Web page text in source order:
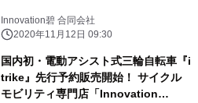
Innovation碧 合同会社
2020年11月12日 09:30
国内初・電動アシスト式三輪自転車『i
trike』先行予約販売開始！ サイクル
モビリティ専門店「Innovation